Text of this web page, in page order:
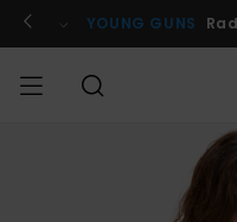
informazioni
prodotto
! YOUNG GUNS
Shop
Surf
Uomo
Snow
Shop
Uomo
ordine